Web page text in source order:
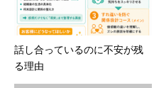
話し合っているのに不安が残
る理由